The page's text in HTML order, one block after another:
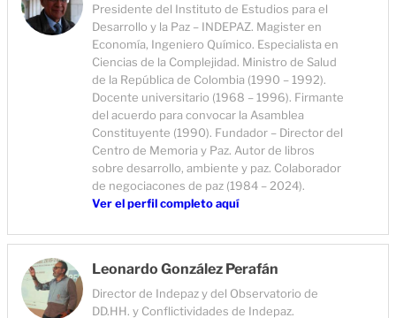
Presidente del Instituto de Estudios para el
Desarrollo y la Paz – INDEPAZ. Magister en
Economía, Ingeniero Químico. Especialista en
Ciencias de la Complejidad. Ministro de Salud
de la República de Colombia (1990 – 1992).
Docente universitario (1968 – 1996). Firmante
del acuerdo para convocar la Asamblea
Constituyente (1990). Fundador – Director del
Centro de Memoria y Paz. Autor de libros
sobre desarrollo, ambiente y paz. Colaborador
de negociacones de paz (1984 – 2024).
Ver el perfil completo aquí
Leonardo González Perafán
Director de Indepaz y del Observatorio de
DD.HH. y Conflictividades de Indepaz.